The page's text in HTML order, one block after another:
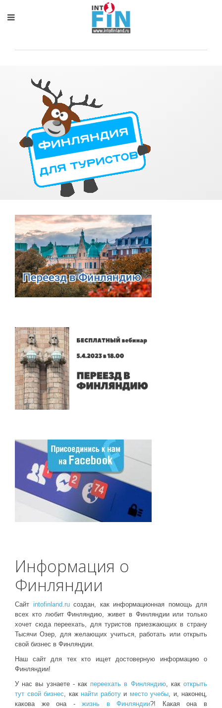
Информация о
Финляндии
Сайт intofinland.ruсоздан, как информационная помощь для
всех кто любит Финляндию, живет в Финляндии или только
хочет сюда переехать, для туристов приезжающих в страну
Тысячи Озер, для желающих учиться, работать или открыть
свой бизнес в Финляндии.
Наш сайт для тех кто ищет достоверную информацию о
Финляндии!
У нас вы узнаете - как переехать в Финляндию, какоткрыть
тут свой бизнес, как найти работуи место учебы, и, наконец,
какова же она -жизнь в Финляндии?! Какая она в